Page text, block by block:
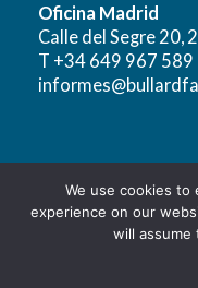
Oficina Madrid
Calle del Segre 20,
T +34 649 967 589
Aviso Legal|
We use cookies
experience on our
will assume